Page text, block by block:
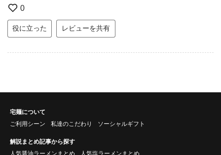
0
役に立った レビューを共有
宅麺について
ご利用シーン
私達のこだわり ソーシャルギフト
解説まとめ記事から探す
人気醤油ラーメンまとめ
人気塩ラーメンまとめ